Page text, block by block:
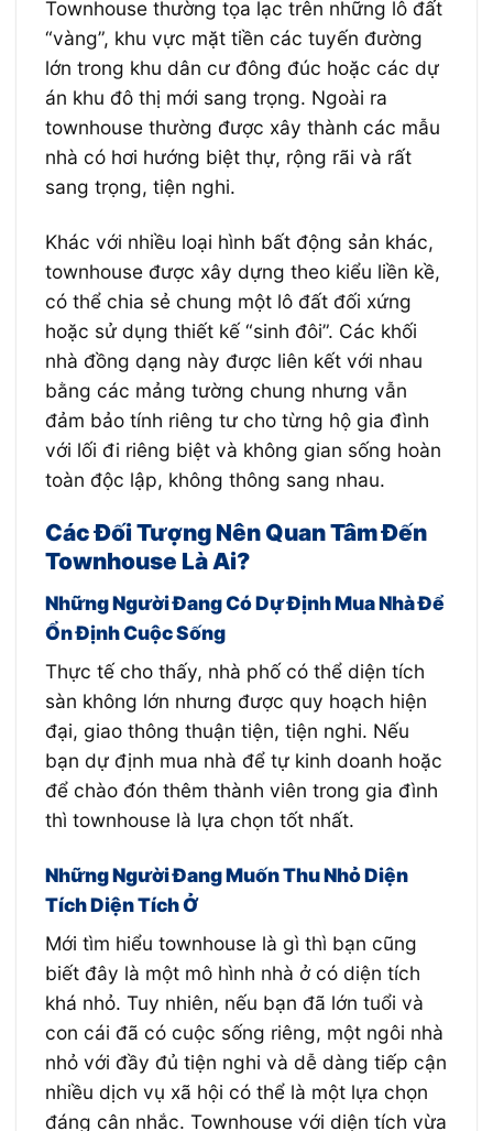
Townhouse thường tọa lạc trên những lô đất
“vàng”, khu vực mặt tiền các tuyến đường
lớn trong khu dân cư đông đúc hoặc các dự
án khu đô thị mới sang trọng. Ngoài ra
townhouse thường được xây thành các mẫu
nhà có hơi hướng biệt thự, rộng rãi và rất
sang trọng, tiện nghi.
Khác với nhiều loại hình bất động sản khác,
townhouse được xây dựng theo kiểu liền kề,
có thể chia sẻ chung một lô đất đối xứng
hoặc sử dụng thiết kế “sinh đôi”. Các khối
nhà đồng dạng này được liên kết với nhau
bằng các mảng tường chung nhưng vẫn
đảm bảo tính riêng tư cho từng hộ gia đình
với lối đi riêng biệt và không gian sống hoàn
toàn độc lập, không thông sang nhau.
Các Đối Tượng Nên Quan Tâm Đến
Townhouse Là Ai?
Những Người Đang Có Dự Định Mua Nhà Để
Ổn Định Cuộc Sống
Thực tế cho thấy, nhà phố có thể diện tích
sàn không lớn nhưng được quy hoạch hiện
đại, giao thông thuận tiện, tiện nghi. Nếu
bạn dự định mua nhà để tự kinh doanh hoặc
để chào đón thêm thành viên trong gia đình
thì townhouse là lựa chọn tốt nhất.
Những Người Đang Muốn Thu Nhỏ Diện
Tích Diện Tích Ở
Mới tìm hiểu townhouse là gì thì bạn cũng
biết đây là một mô hình nhà ở có diện tích
khá nhỏ. Tuy nhiên, nếu bạn đã lớn tuổi và
con cái đã có cuộc sống riêng, một ngôi nhà
nhỏ với đầy đủ tiện nghi và dễ dàng tiếp cận
nhiều dịch vụ xã hội có thể là một lựa chọn
đáng cân nhắc. Townhouse với diện tích vừa